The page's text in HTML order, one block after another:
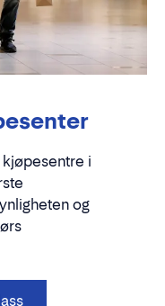
kjøpesentre i
og